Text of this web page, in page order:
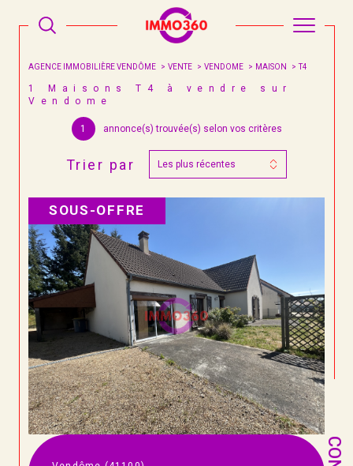
AGENCE IMMOBILIÈRE VENDÔME VENTE VENDOME MAISON T4
1
Maisons T4 à vendre sur
Vendome
1 annonce(s) trouvée(s) selon vos critères
Trier par Les plus récentes
SOUS-OFFRE